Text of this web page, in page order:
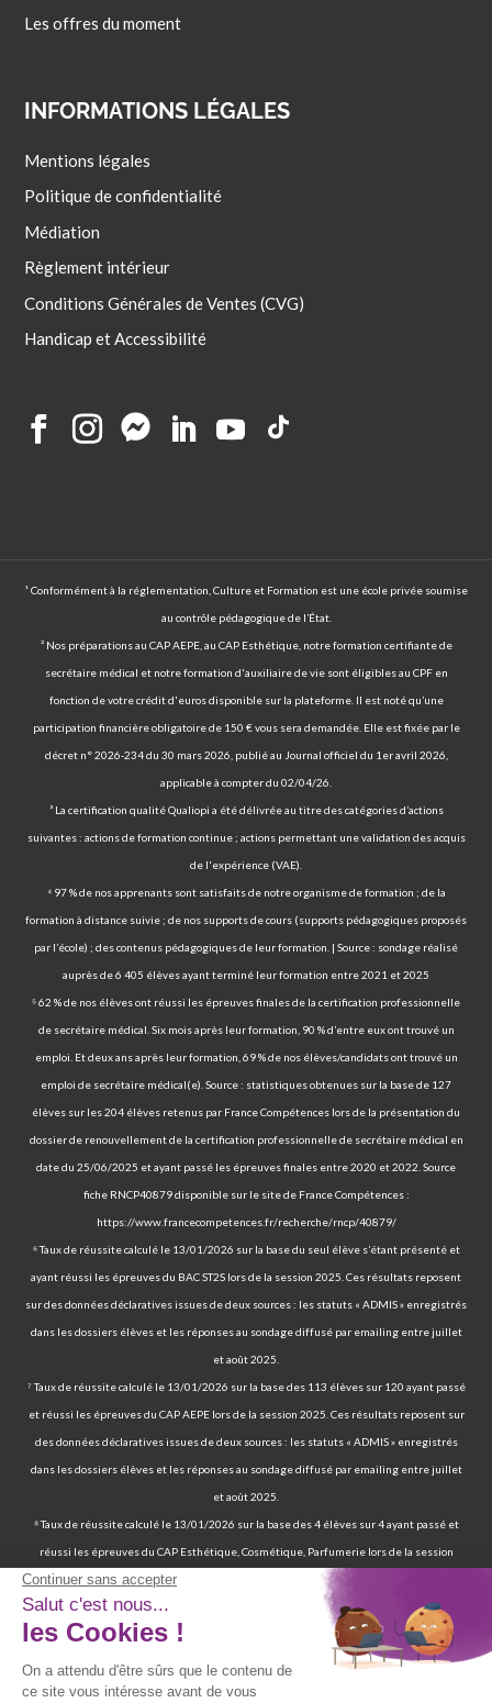
Les offres du moment
INFORMATIONS LÉGALES
Mentions légales
Politique de confidentialité
Médiation
Règlement intérieur
Conditions Générales de Ventes (CVG)
Handicap et Accessibilité
¹ Conformément à la réglementation, Culture et Formation est une école privée soumise
au contrôle pédagogique de l’État.
² Nos préparations au CAP AEPE, au CAP Esthétique, notre formation certifiante de
secrétaire médical et notre formation d'auxiliaire de vie sont éligibles au CPF en
fonction de votre crédit d'euros disponible sur la plateforme. Il est noté qu’une
participation financière obligatoire de 150 € vous sera demandée. Elle est fixée par le
décret n° 2026-234 du 30 mars 2026, publié au Journal officiel du 1er avril 2026,
applicable à compter du 02/04/26.
³ La certification qualité Qualiopi a été délivrée au titre des catégories d’actions
suivantes : actions de formation continue ; actions permettant une validation des acquis
de l'expérience (VAE).
⁴ 97 % de nos apprenants sont satisfaits de notre organisme de formation ; de la
formation à distance suivie ; de nos supports de cours (supports pédagogiques proposés
par l’école) ; des contenus pédagogiques de leur formation. | Source : sondage réalisé
auprès de 6 405 élèves ayant terminé leur formation entre 2021 et 2025
⁵ 62 % de nos élèves ont réussi les épreuves finales de la certification professionnelle
de secrétaire médical. Six mois après leur formation, 90 % d’entre eux ont trouvé un
emploi. Et deux ans après leur formation, 69 % de nos élèves/candidats ont trouvé un
emploi de secrétaire médical(e). Source : statistiques obtenues sur la base de 127
élèves sur les 204 élèves retenus par France Compétences lors de la présentation du
dossier de renouvellement de la certification professionnelle de secrétaire médical en
date du 25/06/2025 et ayant passé les épreuves finales entre 2020 et 2022. Source
fiche RNCP40879 disponible sur le site de France Compétences :
https://www.francecompetences.fr/recherche/rncp/40879/
⁶ Taux de réussite calculé le 13/01/2026 sur la base du seul élève s’étant présenté et
ayant réussi les épreuves du BAC ST2S lors de la session 2025. Ces résultats reposent
sur des données déclaratives issues de deux sources : les statuts « ADMIS » enregistrés
dans les dossiers élèves et les réponses au sondage diffusé par emailing entre juillet
et août 2025.
⁷ Taux de réussite calculé le 13/01/2026 sur la base des 113 élèves sur 120 ayant passé
et réussi les épreuves du CAP AEPE lors de la session 2025. Ces résultats reposent sur
des données déclaratives issues de deux sources : les statuts « ADMIS » enregistrés
dans les dossiers élèves et les réponses au sondage diffusé par emailing entre juillet
et août 2025.
⁸ Taux de réussite calculé le 13/01/2026 sur la base des 4 élèves sur 4 ayant passé et
réussi les épreuves du CAP Esthétique, Cosmétique, Parfumerie lors de la session
2025. Ces résultats reposent sur des données déclaratives issues de deux sources : les
statuts « ADMIS » enregistrés dans les dossiers élèves et les réponses au sondage
diffusé par emailing entre juillet et août 2025.
⁹ 70 % de nos élèves ont d’ailleurs réussi les épreuves finales de la certification
professionnelle d’auxiliaire de vie. | 97 % de nos élèves ont trouvé un emploi six mois